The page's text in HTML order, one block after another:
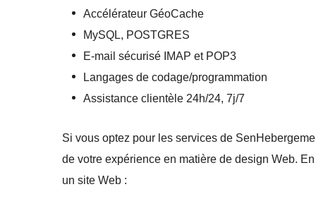
Accélérateur GéoCache
MySQL, POSTGRES
E-mail sécurisé IMAP et POP3
Langages de codage/programmation
Assistance clientèle 24h/24, 7j/7
Si vous optez pour les services de
de votre expérience en matière de design Web.
un site Web :